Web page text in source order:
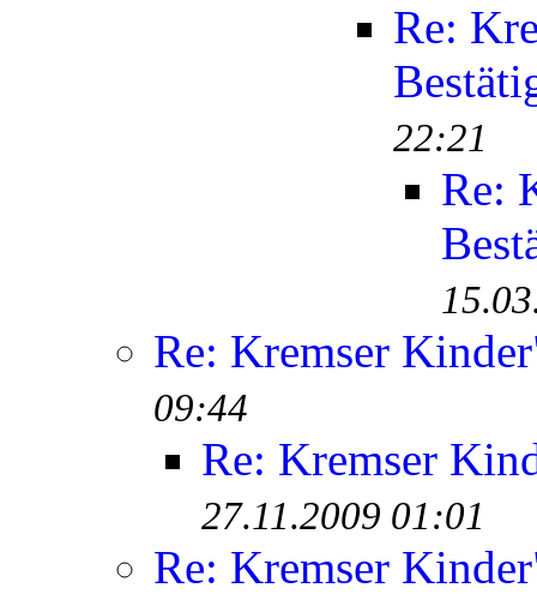
Re:
22:21
Re:
Re: Kremser
09:44
Re: Kremser
27.11.2009 01:01
Re: Kremser